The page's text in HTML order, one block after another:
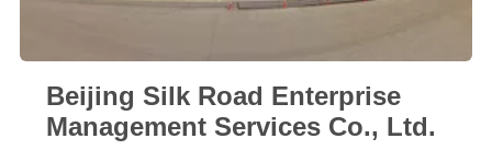
Beijing Silk Road Enterprise
Management Services Co., Ltd.